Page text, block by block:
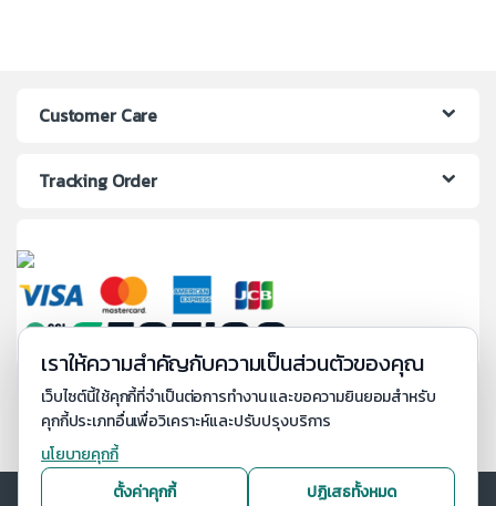
Customer Care
Tracking Order
เราให้ความสำคัญกับความเป็นส่วนตัวของคุณ
เว็บไซต์นี้ใช้คุกกี้ที่จำเป็นต่อการทำงาน และขอความยินยอมสำหรับ
คุกกี้ประเภทอื่นเพื่อวิเคราะห์และปรับปรุงบริการ
นโยบายคุกกี้
ตั้งค่าคุกกี้
ปฏิเสธทั้งหมด